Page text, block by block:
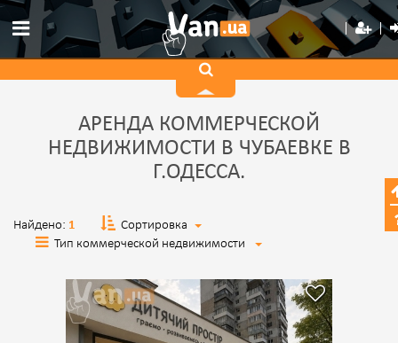
АРЕНДА КОММЕРЧЕСКОЙ
НЕДВИЖИМОСТИ В ЧУБАЕВКЕ В
Г.ОДЕССА.
Найдено: 1
Сортировка
Тип коммерческой недвижимости